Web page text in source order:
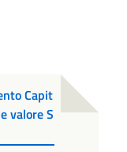
Capit
valore S